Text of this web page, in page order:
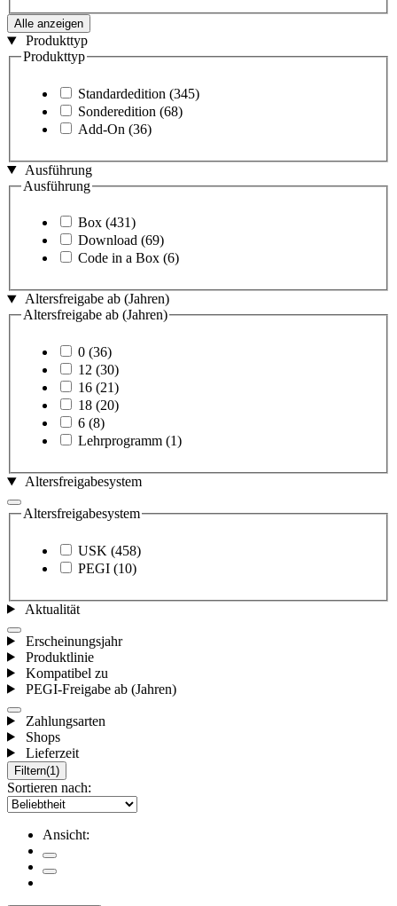
Alle anzeigen
Produkttyp
Produkttyp
Standardedition (345)
Sonderedition (68)
Add-On (36)
Ausführung
Ausführung
Box (431)
Download (69)
Code in a Box (6)
Altersfreigabe ab (Jahren)
Altersfreigabe ab (Jahren)
0 (36)
12 (30)
16 (21)
18 (20)
6 (8)
Lehrprogramm (1)
Altersfreigabesystem
Altersfreigabesystem
USK (458)
PEGI (10)
Aktualität
Erscheinungsjahr
Produktlinie
Kompatibel zu
PEGI-Freigabe ab (Jahren)
Zahlungsarten
Shops
Lieferzeit
Filtern(1)
Sortieren nach:
Ansicht: